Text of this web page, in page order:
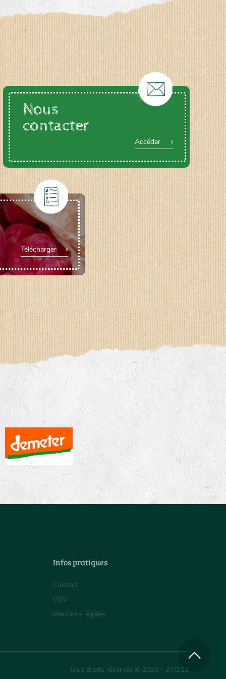
Nous
contacter
Accéder
Télécharger
Infos pratiques
Contact
CGV
Mentions légales
Tous droits réservés © 2020 - 27.0.12